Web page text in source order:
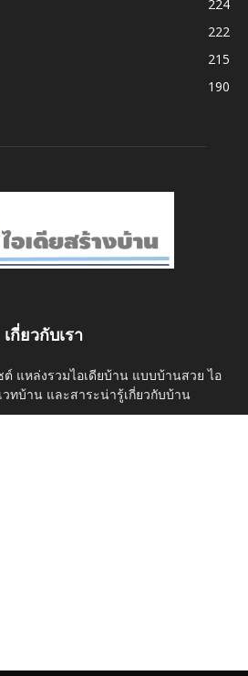
224
222
215
190
เกี่ยวกับเรา
แหล่งรวมไอเดียบ้าน แบบบ้านสวย ไอ
วทบ้าน และสาระน่ารู้เกี่ยวกับบ้าน